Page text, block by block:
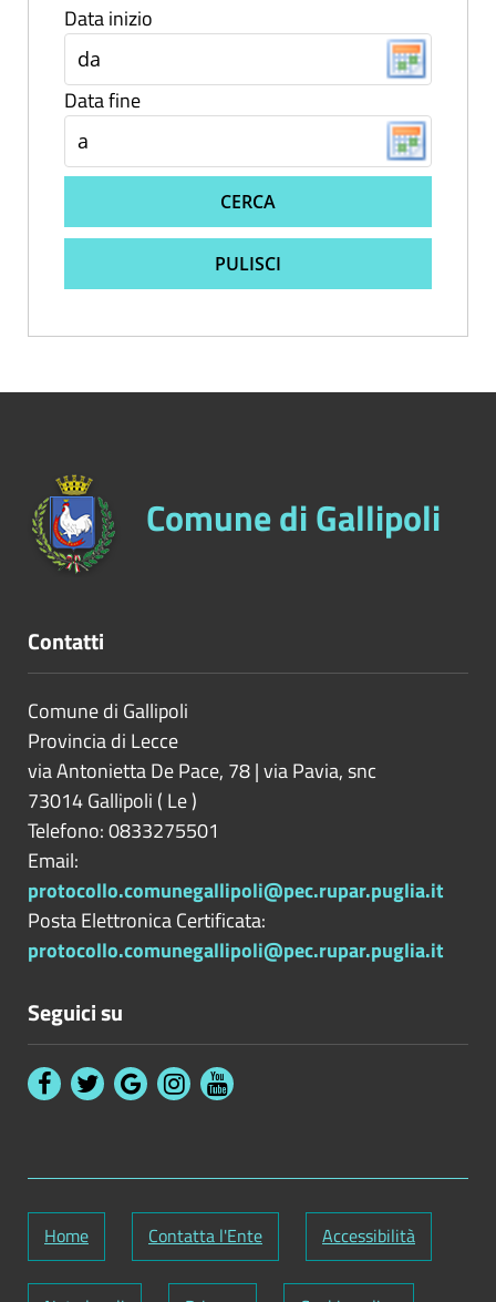
Data inizio
Data fine
CERCA
PULISCI
Comune di Gallipoli
Contatti
Comune di Gallipoli
Provincia di Lecce
via Antonietta De Pace, 78 | via Pavia, snc
73014Gallipoli ( Le)
Telefono: 0833275501
Email:
protocollo.comunegallipoli@pec.rupar.puglia.it
Posta Elettronica Certificata:
protocollo.comunegallipoli@pec.rupar.puglia.it
Seguici su
Home Contatta l'Ente Accessibilità